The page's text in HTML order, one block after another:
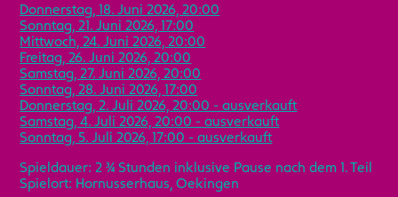
Donnerstag, 18. Juni 2026, 20:00
Sonntag, 21. Juni 2026, 17:00
Mittwoch, 24. Juni 2026, 20:00
Freitag, 26. Juni 2026, 20:00
Samstag, 27. Juni 2026, 20:00
Sonntag, 28. Juni 2026, 17:00
Donnerstag, 2. Juli 2026, 20:00 - ausverkauft
Samstag, 4. Juli 2026, 20:00 - ausverkauft
Sonntag, 5. Juli 2026, 17:00 - ausverkauft
Spieldauer: 2 ¾ Stunden inklusive Pause nach dem 1. Teil
Spielort: Hornusserhaus, Oekingen